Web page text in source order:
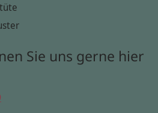
Sie uns gerne hier